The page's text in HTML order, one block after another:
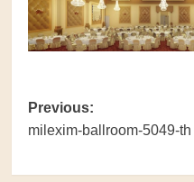
Post
navigation
Previous:
milexim-ballroom-5049-th